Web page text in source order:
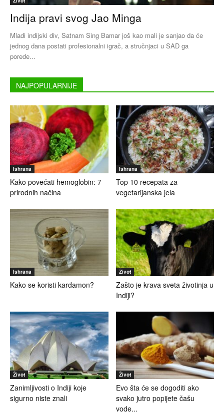
Indija pravi svog Jao Minga
Mladi indijski div, Satnam Sing Bamar još kao mali je sanjao da će
jednog dana postati profesionalni igrač, a stručnjaci u SAD ga
porede...
NAJPOPULARNIJE
Ishrana
Kako povećati hemoglobin: 7
prirodnih načina
Ishrana
Top 10 recepata za
vegetarijanska jela
Ishrana
Kako se koristi kardamon?
Život
Zašto je krava sveta životinja u
Indiji?
Život
Zanimljivosti o Indiji koje
sigurno niste znali
Život
Evo šta će se dogoditi ako
svako jutro popijete čašu
vode...